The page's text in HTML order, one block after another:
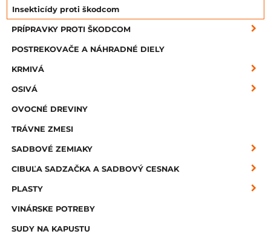
Insekticídy proti škodcom
PRÍPRAVKY PROTI ŠKODCOM
POSTREKOVAČE A NÁHRADNÉ DIELY
KRMIVÁ
OSIVÁ
OVOCNÉ DREVINY
TRÁVNE ZMESI
SADBOVÉ ZEMIAKY
CIBUĽA SADZAČKA A SADBOVÝ CESNAK
PLASTY
VINÁRSKE POTREBY
SUDY NA KAPUSTU